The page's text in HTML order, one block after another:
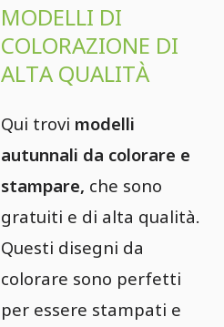
MODELLI DI
COLORAZIONE DI
ALTA QUALITÀ
Qui trovi modelli
autunnali da colorare e
stampare, che sono
gratuiti e di alta qualità.
Questi disegni da
colorare sono perfetti
per essere stampati e